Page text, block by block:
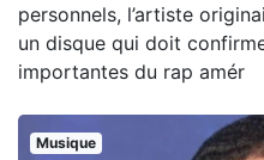
personnels, l’artiste
un disque qui doit
importantes du rap amér
Musique